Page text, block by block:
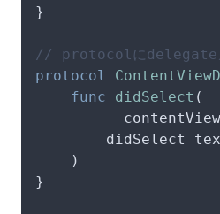
}
// protocolにdelegateメ
protocol
func
didSelect (
contentView
didSelect
    )
}